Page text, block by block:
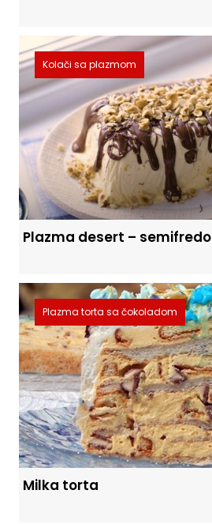
Kolači sa plazmom
Plazma desert – semifredo
Plazma torta sa čokoladom
Milka torta